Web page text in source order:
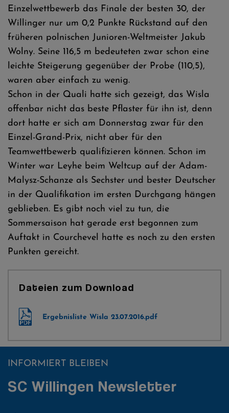
Einzelwettbewerb das Finale der besten 30, der
Willinger nur um 0,2 Punkte Rückstand auf den
früheren polnischen Junioren-Weltmeister Jakub
Wolny. Seine 116,5 m bedeuteten zwar schon eine
leichte Steigerung gegenüber der Probe (110,5),
waren aber einfach zu wenig.
Schon in der Quali hatte sich gezeigt, das Wisla
offenbar nicht das beste Pflaster für ihn ist, denn
dort hatte er sich am Donnerstag zwar für den
Einzel-Grand-Prix, nicht aber für den
Teamwettbewerb qualifizieren können. Schon im
Winter war Leyhe beim Weltcup auf der Adam-
Malysz-Schanze als Sechster und bester Deutscher
in der Qualifikation im ersten Durchgang hängen
geblieben. Es gibt noch viel zu tun, die
Sommersaison hat gerade erst begonnen zum
Auftakt in Courchevel hatte es noch zu den ersten
Punkten gereicht.
Dateien zum Download
Ergebnisliste Wisla 23.07.2016.pdf
INFORMIERT BLEIBEN
SC Willingen Newsletter